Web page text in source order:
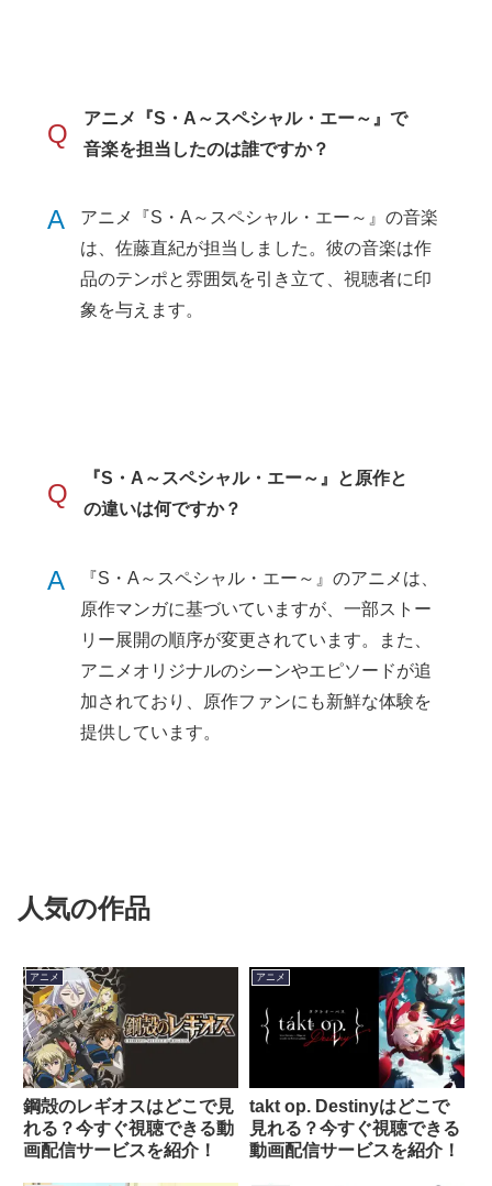
Q
アニメ『S・A～スペシャル・エー～』で
音楽を担当したのは誰ですか？
A
アニメ『S・A～スペシャル・エー～』の音楽
は、佐藤直紀が担当しました。彼の音楽は作
品のテンポと雰囲気を引き立て、視聴者に印
象を与えます。
Q
『S・A～スペシャル・エー～』と原作と
の違いは何ですか？
A
『S・A～スペシャル・エー～』のアニメは、
原作マンガに基づいていますが、一部ストー
リー展開の順序が変更されています。また、
アニメオリジナルのシーンやエピソードが追
加されており、原作ファンにも新鮮な体験を
提供しています。
人気の作品
アニメ
鋼殻のレギオスはどこで見
れる？今すぐ視聴できる動
画配信サービスを紹介！
アニメ
takt op. Destinyはどこで
見れる？今すぐ視聴できる
動画配信サービスを紹介！